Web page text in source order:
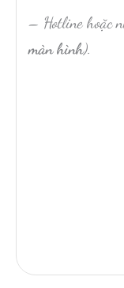
– Hotline hoặc
màn hình).